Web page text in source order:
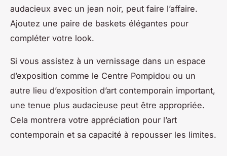
audacieux avec un jean noir, peut faire l’affaire.
Ajoutez une paire de baskets élégantes pour
compléter votre look.
Si vous assistez à un vernissage dans un espace
d’exposition comme le Centre Pompidou ou un
autre lieu d’exposition d’art contemporain important,
une tenue plus audacieuse peut être appropriée.
Cela montrera votre appréciation pour l’art
contemporain et sa capacité à repousser les limites.